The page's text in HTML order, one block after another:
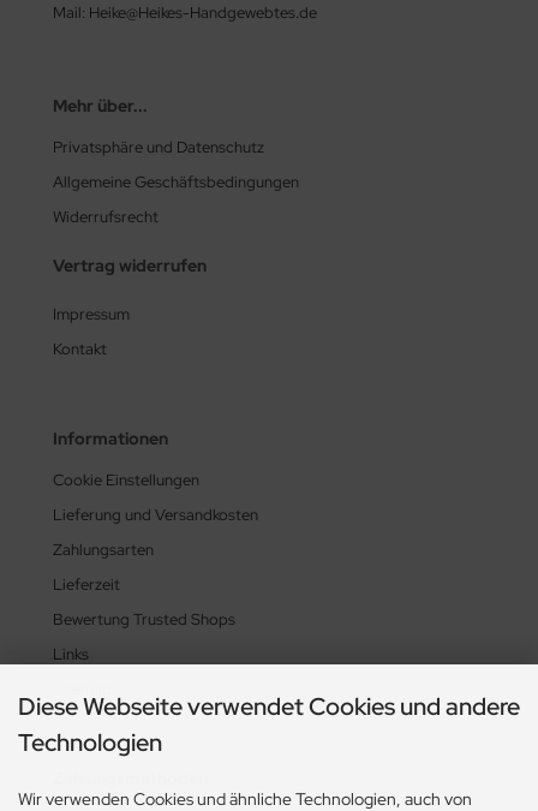
Mail: Heike@Heikes-Handgewebtes.de
Mehr über...
Privatsphäre und Datenschutz
Allgemeine Geschäftsbedingungen
Widerrufsrecht
Vertrag widerrufen
Impressum
Kontakt
Informationen
Cookie Einstellungen
Lieferung und Versandkosten
Zahlungsarten
Lieferzeit
Bewertung Trusted Shops
Links
Diese Webseite verwendet Cookies und andere
Technologien
Wir verwenden Cookies und ähnliche Technologien, auch von